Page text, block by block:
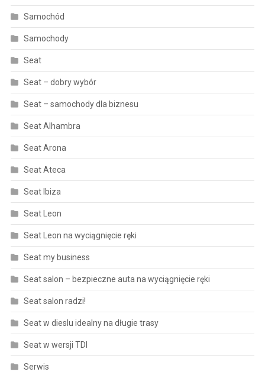
Samochód
Samochody
Seat
Seat – dobry wybór
Seat – samochody dla biznesu
Seat Alhambra
Seat Arona
Seat Ateca
Seat Ibiza
Seat Leon
Seat Leon na wyciągnięcie ręki
Seat my business
Seat salon – bezpieczne auta na wyciągnięcie ręki
Seat salon radzi!
Seat w dieslu idealny na długie trasy
Seat w wersji TDI
Serwis